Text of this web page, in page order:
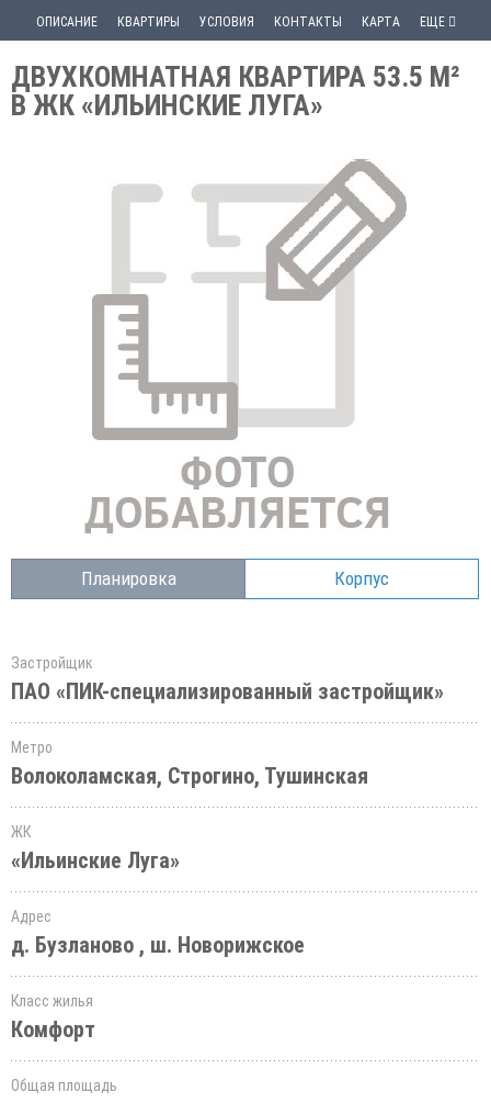
ОПИСАНИЕ КВАРТИРЫ УСЛОВИЯ КОНТАКТЫ КАРТА ЕЩЕ
ДВУХКОМНАТНАЯ КВАРТИРА 53.5 М²
В ЖК «ИЛЬИНСКИЕ ЛУГА»
Планировка Корпус
Застройщик
ПАО «ПИК-специализированный застройщик»
Метро
Волоколамская, Строгино, Тушинская
ЖК
«Ильинские Луга»
Адрес
д. Бузланово , ш. Новорижское
Класс жилья
Комфорт
Общая площадь